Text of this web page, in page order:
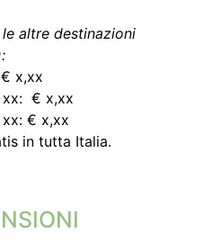
altre destinazioni
x,xx
€ x,xx
€ x,xx
in tutta Italia.